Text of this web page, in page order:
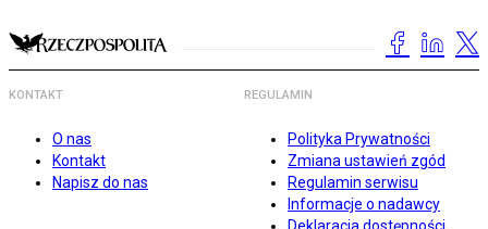
KONTAKT
O nas
Kontakt
Napisz do nas
REGULAMIN
Polityka Prywatności
Zmiana ustawień zgód
Regulamin serwisu
Informacje o nadawcy